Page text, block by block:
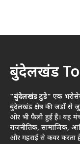
बुंदेलखंड
"बुंदेलखंड टुडे" एक
बुंदेलखंड क्षेत्र की जड़ों से
ओर भी फैली हुई है। यह मंच
राजनीतिक, सामाजिक,
और गहराई से कवर करता